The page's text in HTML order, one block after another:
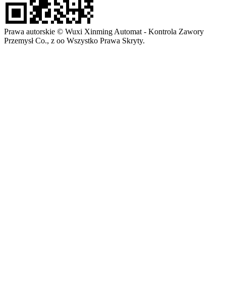
Prawa autorskie © Wuxi Xinming Automat - Kontrola Zawory
Przemysł Co., z oo Wszystko Prawa Skryty.